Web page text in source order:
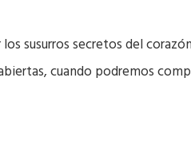
susurros secretos del
cuando podremos